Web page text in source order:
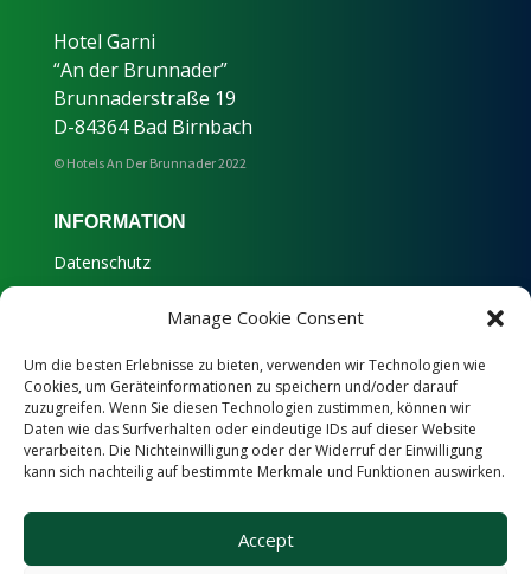
Manage Cookie Consent
Um die besten Erlebnisse zu bieten, verwenden wir Technologien wie
Cookies, um Geräteinformationen zu speichern und/oder darauf
zuzugreifen. Wenn Sie diesen Technologien zustimmen, können wir
Daten wie das Surfverhalten oder eindeutige IDs auf dieser Website
verarbeiten. Die Nichteinwilligung oder der Widerruf der Einwilligung
kann sich nachteilig auf bestimmte Merkmale und Funktionen auswirken.
Accept
Hotel Garni
“An der Brunnader”
Brunnaderstraße 19
D-84364 Bad Birnbach
© Hotels An Der Brunnader 2022
INFORMATION
Datenschutz
T +49 (0)8563-96020
H +49 (0)173 4364422
F +49 (0)8563-9602140
info@brunnader.de